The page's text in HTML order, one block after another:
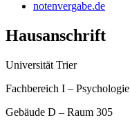
notenvergabe.de
Hausanschrift
Universität Trier
Fachbereich I – Psychologie
Gebäude D – Raum 305